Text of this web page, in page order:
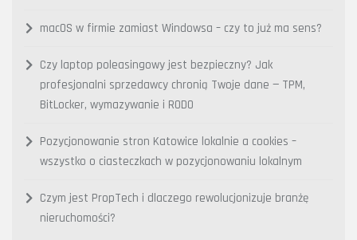
macOS w firmie zamiast Windowsa – czy to już ma sens?
Czy laptop poleasingowy jest bezpieczny? Jak
profesjonalni sprzedawcy chronią Twoje dane — TPM,
BitLocker, wymazywanie i RODO
Pozycjonowanie stron Katowice lokalnie a cookies –
wszystko o ciasteczkach w pozycjonowaniu lokalnym
Czym jest PropTech i dlaczego rewolucjonizuje branżę
nieruchomości?